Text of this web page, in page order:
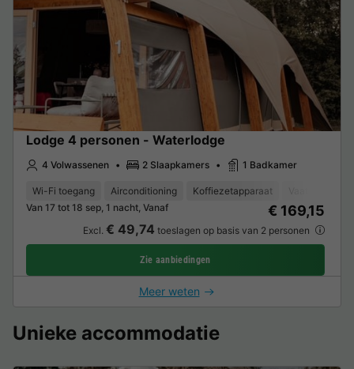
Lodge 4 personen - Waterlodge
4 Volwassenen 2 Slaapkamers 1 Badkamer
Wi-Fi toegang Airconditioning Koffiezetapparaat
Van 17 tot 18 sep, 1 nacht, Vanaf
€ 169,15
Excl. € 49,74 toeslagen op basis van 2 personen
Zie aanbiedingen
Meer weten
Unieke accommodatie